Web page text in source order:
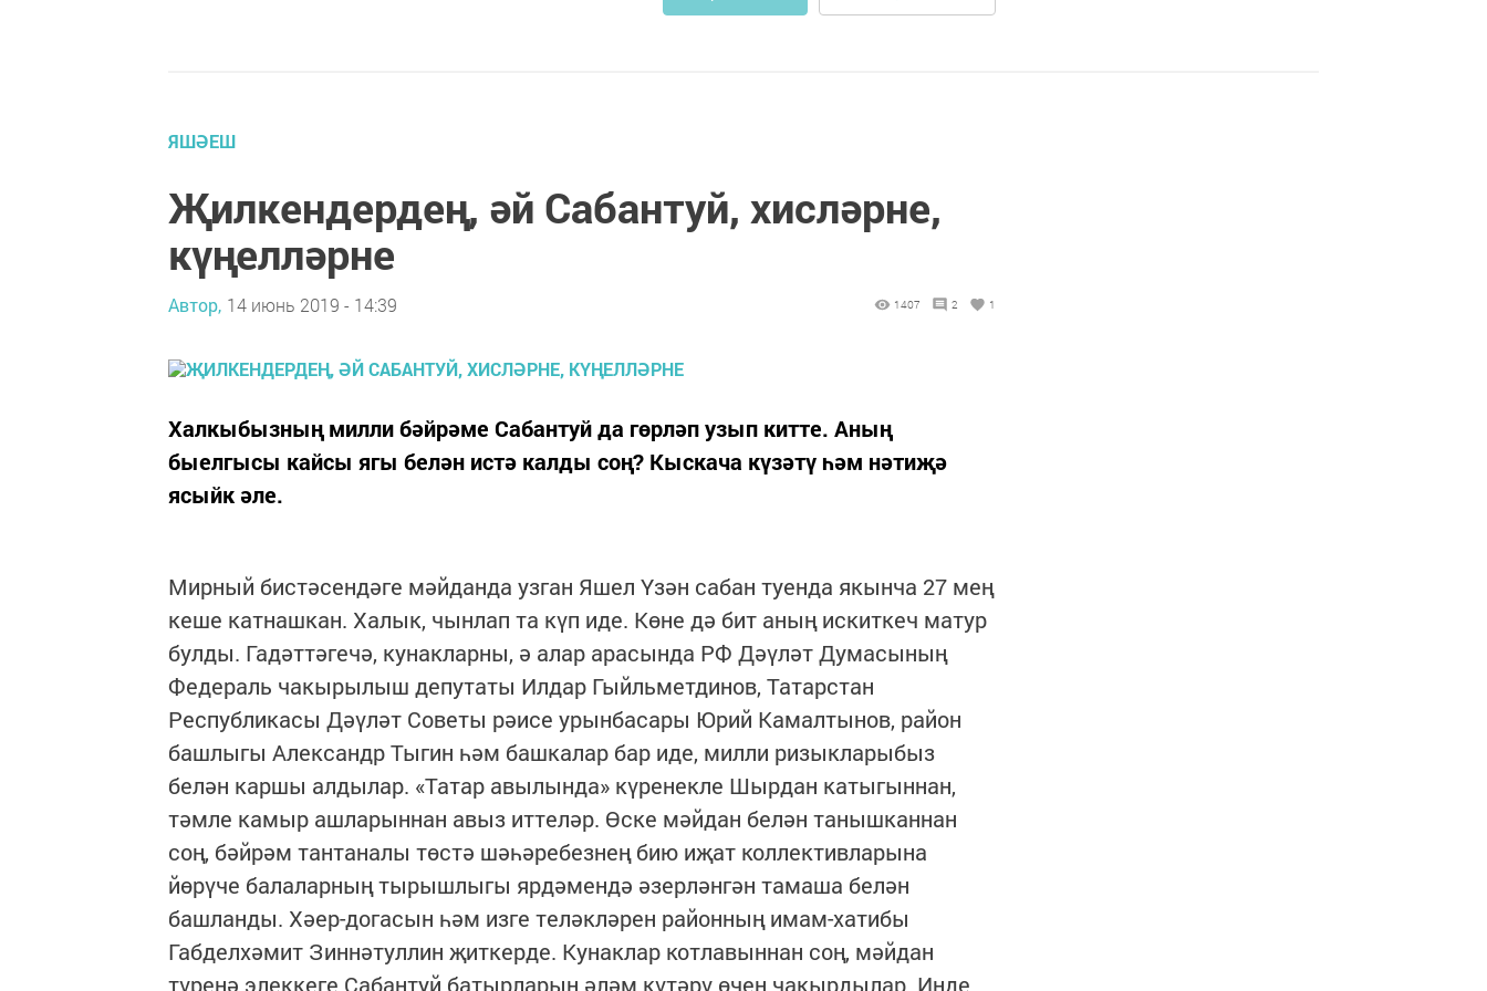
ЯШӘЕШ
Җилкендердең, әй Сабантуй, хисләрне,
күңелләрне
Автор, 14 июнь 2019 - 14:39 1407 2 1
Халкыбызның милли бәйрәме Сабантуй да гөрләп узып китте. Аның
быелгысы кайсы ягы белән истә калды соң? Кыскача күзәтү һәм нәтиҗә
ясыйк әле.
Мирный бистәсендәге мәйданда узган Яшел Үзән сабан туенда якынча 27 мең
кеше катнашкан. Халык, чынлап та күп иде. Көне дә бит аның искиткеч матур
булды. Гадәттәгечә, кунакларны, ә алар арасында РФ Дәүләт Думасының
Федераль чакырылыш депутаты Илдар Гыйльметдинов, Татарстан
Республикасы Дәүләт Советы рәисе урынбасары Юрий Камалтынов, ра­йон
башлыгы Александр Тыгин һәм башкалар бар иде, милли ризыкларыбыз
белән каршы алдылар. «Татар авылында» күренекле Шырдан катыгыннан,
тәмле камыр ашларыннан авыз иттеләр. Өске мәйдан белән танышканнан
соң, бәйрәм тантаналы төстә шәһәребезнең бию иҗат коллективларына
йөрүче балаларның тырышлыгы ярдәмендә әзерләнгән тамаша белән
башланды. Хәер-догасын һәм изге теләкләрен районның имам-хатибы
Габделхәмит Зиннәтуллин җиткерде. Кунаклар котлавыннан соң, мәйдан
түренә элеккеге Сабантуй батырларын әләм күтәрү өчен чакырдылар. Инде